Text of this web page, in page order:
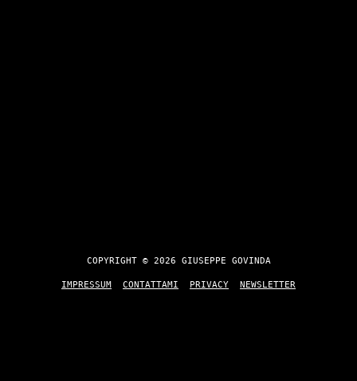
COPYRIGHT © 2026 GIUSEPPE GOVINDA
IMPRESSUM CONTATTAMI PRIVACY NEWSLETTER